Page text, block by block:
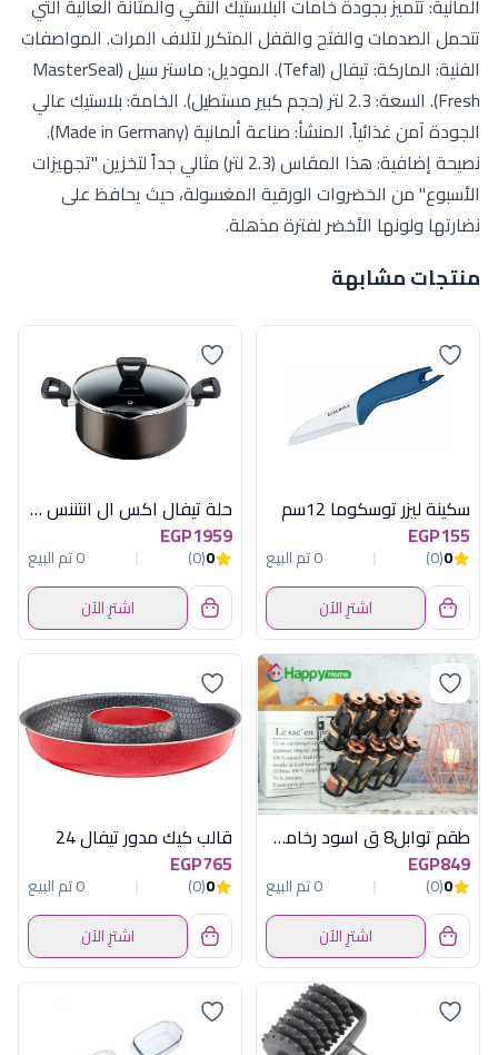
ألمانية: تتميز بجودة خامات البلاستيك النقي والمتانة العالية التي
تتحمل الصدمات والفتح والقفل المتكرر لآلاف المرات. المواصفات
الفنية: الماركة: تيفال (Tefal). الموديل: ماستر سيل (MasterSeal
Fresh). السعة: 2.3 لتر (حجم كبير مستطيل). الخامة: بلاستيك عالي
الجودة آمن غذائياً. المنشأ: صناعة ألمانية (Made in Germany).
نصيحة إضافية: هذا المقاس (2.3 لتر) مثالي جداً لتخزين "تجهيزات
الأسبوع" من الخضروات الورقية المغسولة، حيث يحافظ على
نضارتها ولونها الأخضر لفترة مذهلة.
منتجات مشابهة
سكينة ليزر توسكوما 12سم
EGP155
0
(0)
0 تم البيع
اشترِ الآن
حلة تيفال اكس ال انتننس 24 غطاء زجاجى
EGP1959
0
(0)
0 تم البيع
اشترِ الآن
طقم توابل8 ق اسود رخامى باستاند هابى هوم
EGP849
0
(0)
0 تم البيع
اشترِ الآن
قالب كيك مدور تيفال 24
EGP765
0
(0)
0 تم البيع
اشترِ الآن